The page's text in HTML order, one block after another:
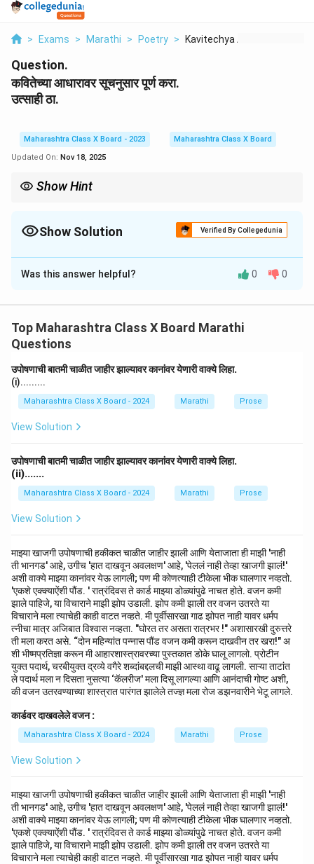
> Exams > Marathi > Poetry > Kavitechya Aadharava...
Question.
कवितेच्या आधारावर सूचनुसार पूर्ण करा.
उत्साही ठा.
Maharashtra Class X Board - 2023
Maharashtra Class X Board
Updated On: Nov 18, 2025
Show Hint
Show Solution Verified By Collegedunia
Solution and Explanation
Step 1: Understanding the context.
देतात.
Step 2: Analysis.
कविता आत्मविश्वास, कार्यप्रेरणा, आणि जीवनासाठी प्रेरणा देण्याचा
उद्दिष्ट ठेवते. कवितेचे उत्साही रचनाच वाचकाच्या मानसिकतेवर प्रभाव
टाकते.
कवितेचा उद्देश उत्साही ठेवण्याचा आहे, ज्यामुळे वाचकाला सकारात्मक
ऊर्जेचा अनुभव मिळतो.
Was this answer helpful? 0 0
Top Maharashtra Class X Board Marathi
Questions
उपोषणाची बातमी चाळीत जाहीर झाल्यावर कानांवर येणारी वाक्ये लिहा.
(i).........
Maharashtra Class X Board - 2024 Marathi Prose
View Solution
उपोषणाची बातमी चाळीत जाहीर झाल्यावर कानांवर येणारी वाक्ये लिहा.
(ii).......
Maharashtra Class X Board - 2024 Marathi Prose
View Solution
माझ्या खाजगी उपोषणाची हकीकत चाळीत जाहीर झाली आणि येताजाता ही माझी 'नाही
ती भानगड' आहे, उगीच 'हात दाखवून अवलक्षण' आहे, 'पेललं नाही तेव्हा खाजगी झालं!'
अशी वाक्ये माझ्या कानांवर येऊ लागली; पण मी कोणत्याही टीकेला भीक घालणार नव्हतो.
'एकशे एक्क्याऐंशी पौंड. ' रात्रंदिवस ते कार्ड माझ्या डोळ्यांपुढे नाचत होते. वजन कमी
झाले पाहिजे, या विचाराने माझी झोप उडाली. झोप कमी झाली तर वजन उतरते या
विचाराने मला त्याचेही काही वाटत नव्हते. मी पूर्वीसारखा गाढ झोपत नाही यावर धर्मप
त्नीचा मात्र अजिबात विश्वास नव्हता. "घोरत तर असता रात्रभर !" अशासारखी दुरुत्तरे
ती मला करत असे. “दोन महिन्यांत पन्नास पौंड वजन कमी करून दाखवीन तर खरा!" अ
शी भीष्मप्रतिज्ञा करून मी आहारशास्त्रावरच्या पुस्तकात डोके घालू लागलो. प्रोटीन
युक्त पदार्थ, चरबीयुक्त द्रव्ये वगैरे शब्दांबद्दलची माझी आस्था वाढू लागली. साऱ्या ताटांत
ले पदार्थ मला न दिसता नुसत्या ‘कॅलरीज' मला दिसू लागल्या आणि आनंदाची गोष्ट अशी,
की वजन उतरवण्याच्या शास्त्रात पारंगत झालेले तज्ज्ञ मला रोज डझनवारीने भेटू लागले.
कार्डवर दाखवलेले वजन :
Maharashtra Class X Board - 2024 Marathi Prose
View Solution
माझ्या खाजगी उपोषणाची हकीकत चाळीत जाहीर झाली आणि येताजाता ही माझी 'नाही
ती भानगड' आहे, उगीच 'हात दाखवून अवलक्षण' आहे, 'पेललं नाही तेव्हा खाजगी झालं!'
अशी वाक्ये माझ्या कानांवर येऊ लागली; पण मी कोणत्याही टीकेला भीक घालणार नव्हतो.
'एकशे एक्क्याऐंशी पौंड. ' रात्रंदिवस ते कार्ड माझ्या डोळ्यांपुढे नाचत होते. वजन कमी
झाले पाहिजे, या विचाराने माझी झोप उडाली. झोप कमी झाली तर वजन उतरते या
विचाराने मला त्याचेही काही वाटत नव्हते. मी पूर्वीसारखा गाढ झोपत नाही यावर धर्मप